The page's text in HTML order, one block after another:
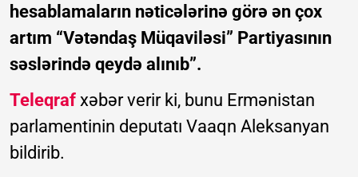
hesablamaların nəticələrinə görə ən çox
artım “Vətəndaş Müqaviləsi” Partiyasının
səslərində qeydə alınıb”.
Teleqraf xəbər verir ki, bunu Ermənistan
parlamentinin deputatı Vaaqn Aleksanyan
bildirib.